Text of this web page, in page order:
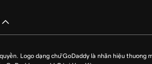
Logo dạng chữ GoDaddy là nhãn hiệu thương